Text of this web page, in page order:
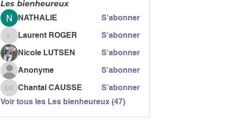
Les bienheureux
NATHALIE
S'abonner
Laurent ROGER
Laurent ROGER
S'abonner
Nicole LUTSEN
S'abonner
Anonyme
S'abonner
Chantal CAUSSE
Chantal CAUSSE
S'abonner
Voir tous les Les bienheureux (47)